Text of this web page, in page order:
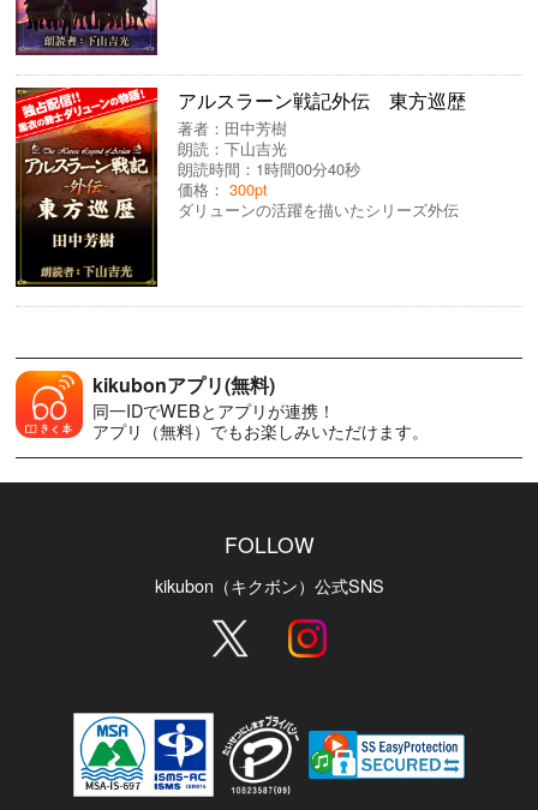
アルスラーン戦記外伝 東方巡歴
著者： 田中芳樹
朗読：下山吉光
朗読時間：1時間00分40秒
価格：300pt
ダリューンの活躍を描いたシリーズ外伝
kikubonアプリ(無料)
同一IDでWEBとアプリが連携！
アプリ（無料）でもお楽しみいただけます。
FOLLOW
kikubon（キクボン）公式SNS